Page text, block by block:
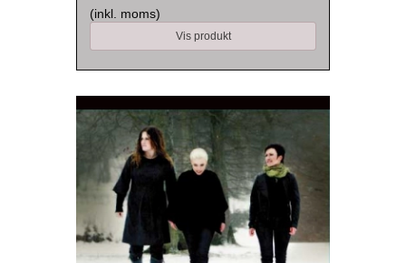
(inkl. moms)
Vis produkt